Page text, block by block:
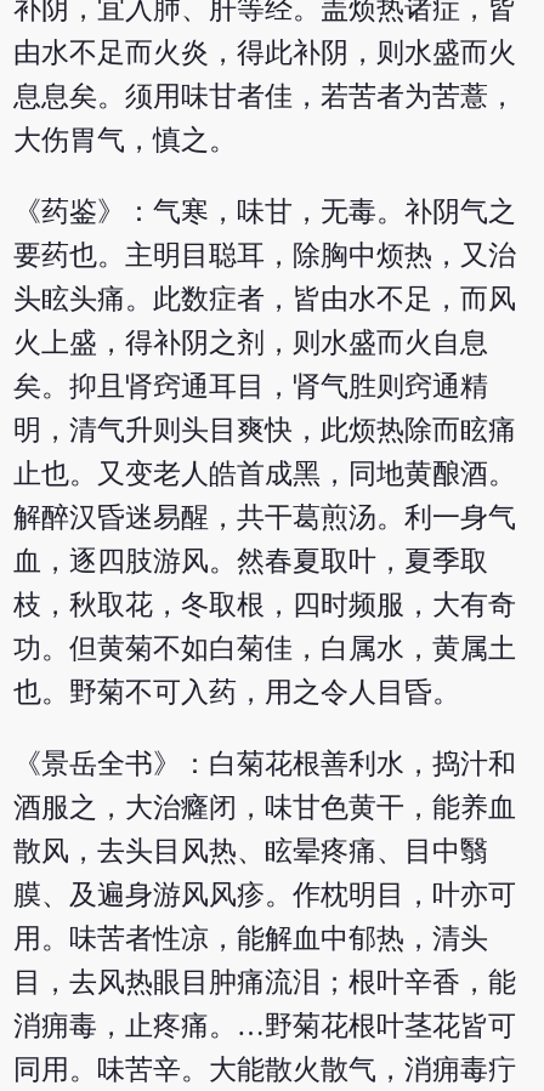
补阴，宜入肺、肝等经。盖烦热诸症，皆
由水不足而火炎，得此补阴，则水盛而火
息息矣。须用味甘者佳，若苦者为苦薏，
大伤胃气，慎之。
《药鉴》：气寒，味甘，无毒。补阴气之
要药也。主明目聪耳，除胸中烦热，又治
头眩头痛。此数症者，皆由水不足，而风
火上盛，得补阴之剂，则水盛而火自息
矣。抑且肾窍通耳目，肾气胜则窍通精
明，清气升则头目爽快，此烦热除而眩痛
止也。又变老人皓首成黑，同地黄酿酒。
解醉汉昏迷易醒，共干葛煎汤。利一身气
血，逐四肢游风。然春夏取叶，夏季取
枝，秋取花，冬取根，四时频服，大有奇
功。但黄菊不如白菊佳，白属水，黄属土
也。野菊不可入药，用之令人目昏。
《景岳全书》：白菊花根善利水，捣汁和
酒服之，大治癃闭，味甘色黄干，能养血
散风，去头目风热、眩晕疼痛、目中翳
膜、及遍身游风风疹。作枕明目，叶亦可
用。味苦者性凉，能解血中郁热，清头
目，去风热眼目肿痛流泪；根叶辛香，能
消痈毒，止疼痛。…野菊花根叶茎花皆可
同用。味苦辛。大能散火散气，消痈毒疔